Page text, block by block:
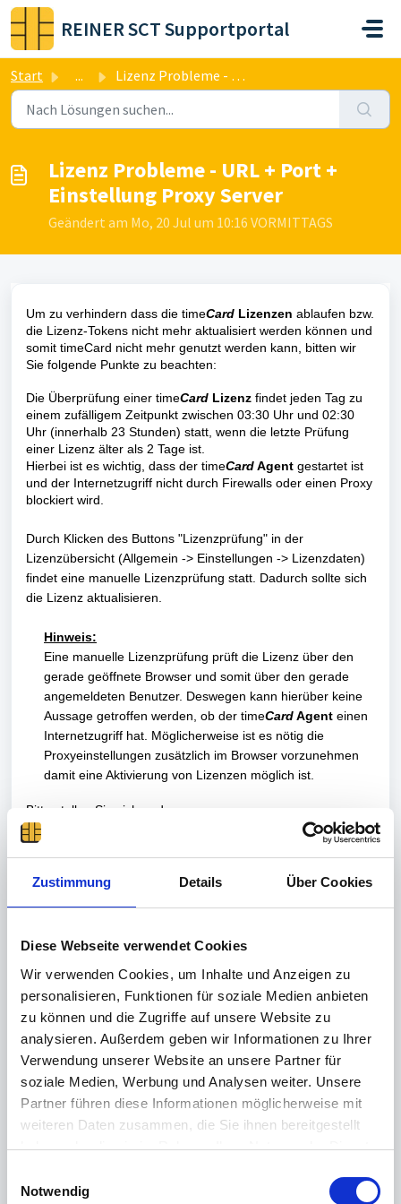
Zustimmung Details Über Cookies
Diese Webseite verwendet Cookies
Wir verwenden Cookies, um Inhalte und Anzeigen zu
personalisieren, Funktionen für soziale Medien anbieten
zu können und die Zugriffe auf unsere Website zu
analysieren. Außerdem geben wir Informationen zu Ihrer
Verwendung unserer Website an unsere Partner für
soziale Medien, Werbung und Analysen weiter. Unsere
Partner führen diese Informationen möglicherweise mit
weiteren Daten zusammen, die Sie ihnen bereitgestellt
haben oder die sie im Rahmen Ihrer Nutzung der Dienste
Weitere Informationen finden Sie in unserer
Notwendig
Zum hauptsächlichen Inhalt gehen
REINER SCT Supportportal
Start ... Lizenz Probleme - URL + Port + Einstellung Proxy Server
Lizenz Probleme - URL + Port +
Einstellung Proxy Server
Geändert am Mo, 20 Jul um 10:16 VORMITTAGS
Um zu verhindern dass die timeCard Lizenzen ablaufen bzw.
die Lizenz-Tokens nicht mehr aktualisiert werden können und
somit timeCard nicht mehr genutzt werden kann, bitten wir
Sie folgende Punkte zu beachten:
Die Überprüfung einer timeCard Lizenz findet jeden Tag zu
einem zufälligem Zeitpunkt zwischen 03:30 Uhr und 02:30
Uhr (innerhalb 23 Stunden) statt, wenn die letzte Prüfung
einer Lizenz älter als 2 Tage ist.
Hierbei ist es wichtig, dass der timeCardAgent gestartet ist
und der Internetzugriff nicht durch Firewalls oder einen Proxy
blockiert wird.
Durch Klicken des Buttons "Lizenzprüfung" in der
Lizenzübersicht (Allgemein -> Einstellungen -> Lizenzdaten)
findet eine manuelle Lizenzprüfung statt. Dadurch sollte sich
die Lizenz aktualisieren.
Hinweis:
Eine manuelle Lizenzprüfung prüft die Lizenz über den
gerade geöffnete Browser und somit über den gerade
angemeldeten Benutzer. Deswegen kann hierüber keine
Aussage getroffen werden, ob der timeCardAgent einen
Internetzugriff hat. Möglicherweise ist es nötig die
Proxyeinstellungen zusätzlich im Browser vorzunehmen
damit eine Aktivierung von Lizenzen möglich ist.
Bitte stellen Sie sicher, dass unsere
time
Webanwendung (Webterminal) über den Browser
und der timeCard-Agent Zugriff auf die
URL "https://license01.reiner-sct.de"(Port 443) haben.
Wenn Sie obige URL im Browser eingeben und folgendes
Mögliche Fehlerquellen: